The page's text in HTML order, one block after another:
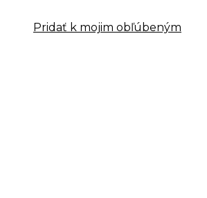
Pridať k mojim obľúbeným